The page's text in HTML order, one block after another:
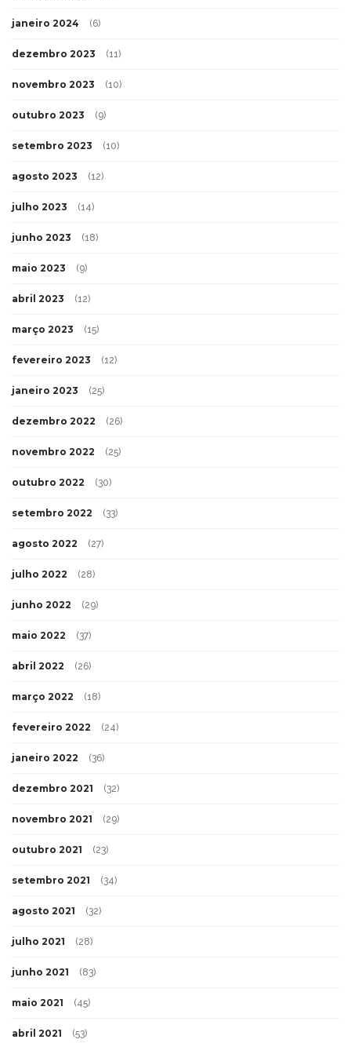
janeiro 2024 (6)
dezembro 2023 (11)
novembro 2023 (10)
outubro 2023 (9)
setembro 2023 (10)
agosto 2023 (12)
julho 2023 (14)
junho 2023 (18)
maio 2023 (9)
abril 2023 (12)
março 2023 (15)
fevereiro 2023 (12)
janeiro 2023 (25)
dezembro 2022 (26)
novembro 2022 (25)
outubro 2022 (30)
setembro 2022 (33)
agosto 2022 (27)
julho 2022 (28)
junho 2022 (29)
maio 2022 (37)
abril 2022 (26)
março 2022 (18)
fevereiro 2022 (24)
janeiro 2022 (36)
dezembro 2021 (32)
novembro 2021 (29)
outubro 2021 (23)
setembro 2021 (34)
agosto 2021 (32)
julho 2021 (28)
junho 2021 (83)
maio 2021 (45)
abril 2021 (53)